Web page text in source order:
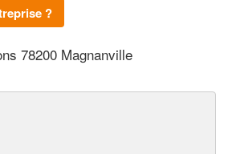
?
78200 Magnanville